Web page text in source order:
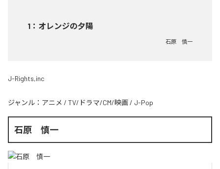
1 ： オレンジの夕陽
石原 慎一
J-Rights,inc
ジャンル： アニメ / TV/ドラマ/CM/映画 / J-Pop
石原 慎一